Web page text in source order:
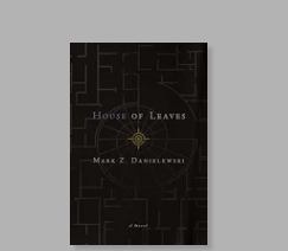
45%
dcto.